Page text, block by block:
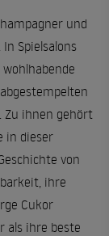
und
Spielsalons
Zu ihnen gehört
in dieser
von
ihre
Cukor
als ihre beste